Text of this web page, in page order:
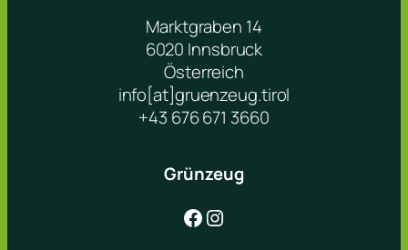
Marktgraben 14
6020 Innsbruck
Österreich
info[at]gruenzeug.tirol
+43 676 671 3660
Grünzeug
Facebook Instagram